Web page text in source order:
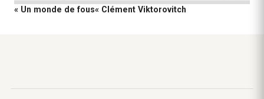
« Un monde de fous« Clément Viktorovitch